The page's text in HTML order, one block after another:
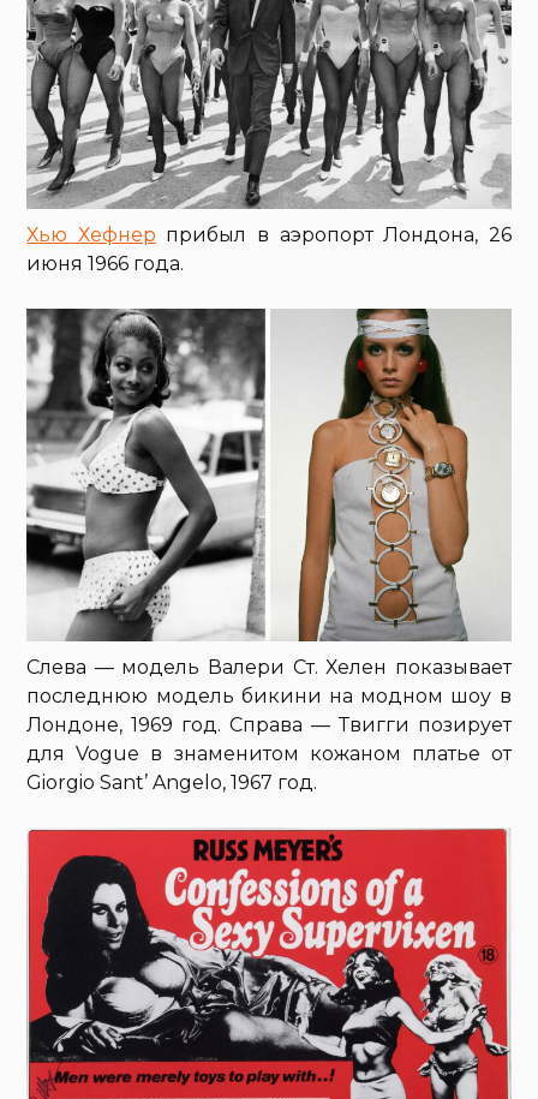
Хью Хефнер прибыл в аэропорт Лондона, 26
июня 1966 года.
Слева — модель Валери Ст. Хелен показывает
последнюю модель бикини на модном шоу в
Лондоне, 1969 год. Справа — Твигги позирует
для Vogue в знаменитом кожаном платье от
Giorgio Sant’ Angelo, 1967 год.